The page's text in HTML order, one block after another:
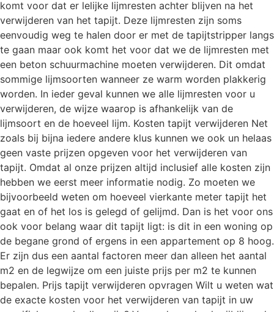
komt voor dat er lelijke lijmresten achter blijven na het
verwijderen van het tapijt. Deze lijmresten zijn soms
eenvoudig weg te halen door er met de tapijtstripper langs
te gaan maar ook komt het voor dat we de lijmresten met
een beton schuurmachine moeten verwijderen. Dit omdat
sommige lijmsoorten wanneer ze warm worden plakkerig
worden. In ieder geval kunnen we alle lijmresten voor u
verwijderen, de wijze waarop is afhankelijk van de
lijmsoort en de hoeveel lijm. Kosten tapijt verwijderen Net
zoals bij bijna iedere andere klus kunnen we ook un helaas
geen vaste prijzen opgeven voor het verwijderen van
tapijt. Omdat al onze prijzen altijd inclusief alle kosten zijn
hebben we eerst meer informatie nodig. Zo moeten we
bijvoorbeeld weten om hoeveel vierkante meter tapijt het
gaat en of het los is gelegd of gelijmd. Dan is het voor ons
ook voor belang waar dit tapijt ligt: is dit in een woning op
de begane grond of ergens in een appartement op 8 hoog.
Er zijn dus een aantal factoren meer dan alleen het aantal
m2 en de legwijze om een juiste prijs per m2 te kunnen
bepalen. Prijs tapijt verwijderen opvragen Wilt u weten wat
de exacte kosten voor het verwijderen van tapijt in uw